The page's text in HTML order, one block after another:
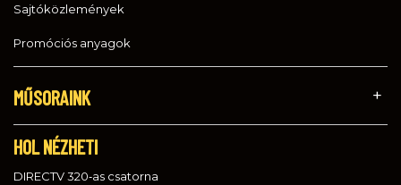
Sajtóközlemények
Promóciós anyagok
MŰSORAINK
HOL NÉZHETI
DIRECTV 320‑as csatorna